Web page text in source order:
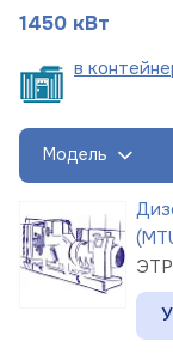
1450 кВт
в
Модель